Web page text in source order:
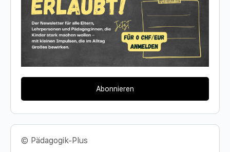
Abonnieren
© Pädagogik-Plus